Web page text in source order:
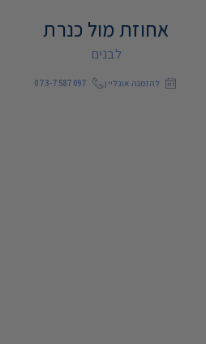
אחוזת מול כנרת
לבנים
להזמנה אונליין 073-7587097